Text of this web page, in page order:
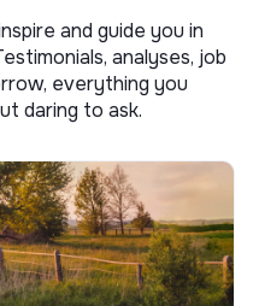
and guide you in
analyses, job
everything you
daring to ask.